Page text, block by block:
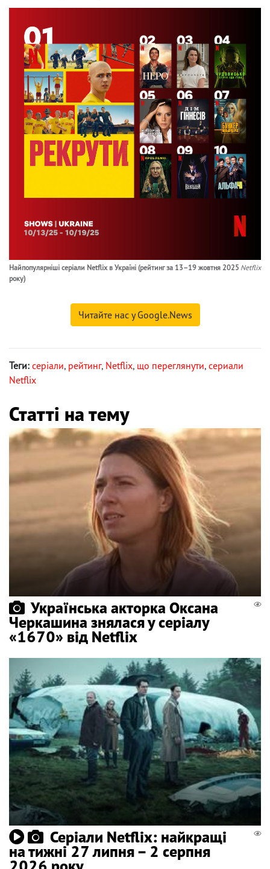
Найпопулярніші серіали Netflix в Україні (рейтинг за 13–19 жовтня 2025
року)
Netflix
Читайте нас у Google.News
Теги: серіали, рейтинг, Netflix, що переглянути, сериали
Netflix
Статті на тему
Українська акторка Оксана
Черкашина знялася у серіалу
«1670» від Netflix
Серіали Netflix: найкращі
на тижні 27 липня – 2 серпня